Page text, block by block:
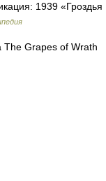
1939 «Гроздья
The Grapes of Wrath